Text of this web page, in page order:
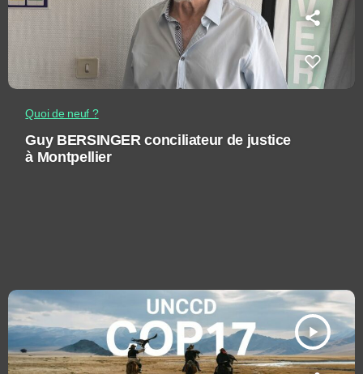
Quoi de neuf ?
Guy BERSINGER conciliateur de justice
à Montpellier
play_arrow